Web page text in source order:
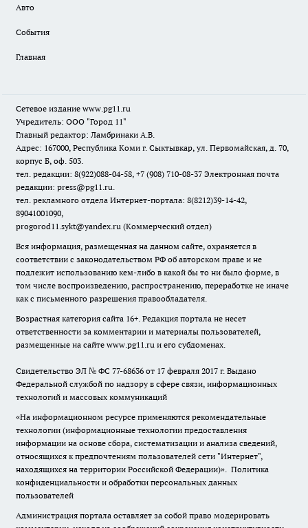
Авто
События
Главная
Сетевое издание www.pg11.ru
Учредитель: ООО "Город 11"
Главный редактор: Ламбринаки А.В.
Адрес: 167000, Республика Коми г. Сыктывкар, ул. Первомайская, д. 70,
корпус Б, оф. 503.
тел. редакции: 8(922)088-04-58, +7 (908) 710-08-37 Электронная почта
редакции: press@pg11.ru.
тел. рекламного отдела Интернет-портала: 8(8212)39-14-42,
89041001090,
progorod11.sykt@yandex.ru (Коммерческий отдел)
Вся информация, размещенная на данном сайте, охраняется в
соответствии с законодательством РФ об авторском праве и не
подлежит использованию кем-либо в какой бы то ни было форме, в
том числе воспроизведению, распространению, переработке не иначе
как с письменного разрешения правообладателя.
Возрастная категория сайта 16+. Редакция портала не несет
ответственности за комментарии и материалы пользователей,
размещенные на сайте www.pg11.ru и его субдоменах.
Свидетельство ЭЛ № ФС 77-68636 от 17 февраля 2017 г. Выдано
Федеральной службой по надзору в сфере связи, информационных
технологий и массовых коммуникаций
«На информационном ресурсе применяются рекомендательные
технологии (информационные технологии предоставления
информации на основе сбора, систематизации и анализа сведений,
относящихся к предпочтениям пользователей сети "Интернет",
находящихся на территории Российской Федерации)». Политика
конфиденциальности и обработки персональных данных
пользователей
Администрация портала оставляет за собой право модерировать